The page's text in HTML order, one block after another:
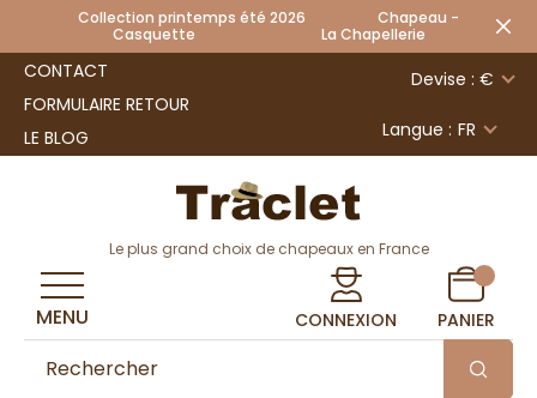
Collection printemps été 2026 Chapeau -
Casquette La Chapellerie
CONTACT
FORMULAIRE RETOUR
LE BLOG
Devise : €
Langue : FR
Le plus grand choix de chapeaux en France
CONNEXION PANIER
MENU